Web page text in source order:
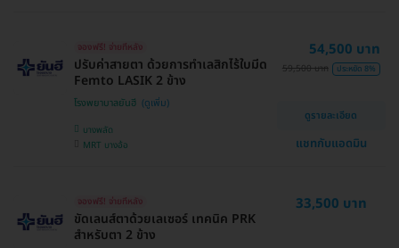
จองฟรี! จ่ายทีหลัง
ปรับค่าสายตา ด้วยการทำเลสิกไร้ใบมีด
Femto LASIK 2 ข้าง
โรงพยาบาลยันฮี
บางพลัด
MRT บางอ้อ
54,500 บาท
59,500 บาท ประหยัด 8%
ดูรายละเอียด
แชทกับแอดมิน
จองฟรี! จ่ายทีหลัง
ขัดเลนส์ตาด้วยเลเซอร์ เทคนิค PRK
สำหรับตา 2 ข้าง
33,500 บาท